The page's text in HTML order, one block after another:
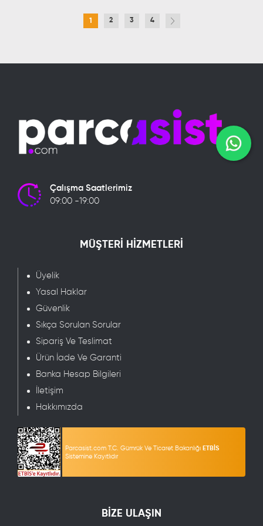
1 2 3 4
Çalışma Saatlerimiz
09:00 -19:00
MÜŞTERİ HİZMETLERİ
Üyelik
Yasal Haklar
Güvenlik
Sıkça Sorulan Sorular
Sipariş Ve Teslimat
Ürün İade Ve Garanti
Banka Hesap Bilgileri
İletişim
Hakkımızda
Parcasist.com T.C. Gümrük Ve Ticaret Bakanlığı ETBİS
Sistemine Kayıtlıdır
BİZE ULAŞIN